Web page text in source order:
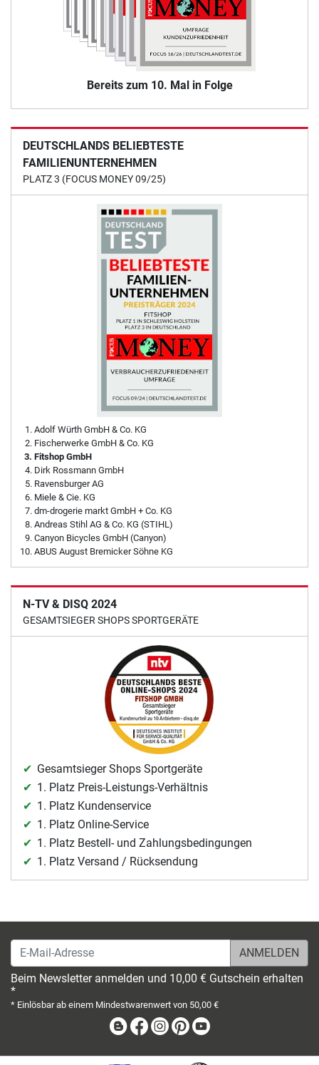
Bereits zum 10. Mal in Folge
DEUTSCHLANDS BELIEBTESTE
FAMILIENUNTERNEHMEN
PLATZ 3 (FOCUS MONEY 09/25)
Adolf Würth GmbH & Co. KG
Fischerwerke GmbH & Co. KG
Fitshop GmbH
Dirk Rossmann GmbH
Ravensburger AG
Miele & Cie. KG
dm-drogerie markt GmbH + Co. KG
Andreas Stihl AG & Co. KG (STIHL)
Canyon Bicycles GmbH (Canyon)
ABUS August Bremicker Söhne KG
N-TV & DISQ 2024
GESAMTSIEGER SHOPS SPORTGERÄTE
Gesamtsieger Shops Sportgeräte
1. Platz Preis-Leistungs-Verhältnis
1. Platz Kundenservice
1. Platz Online-Service
1. Platz Bestell- und Zahlungsbedingungen
1. Platz Versand / Rücksendung
E-Mail-Adresse
Beim Newsletter anmelden und 10,00 € Gutschein erhalten
*
* Einlösbar ab einem Mindestwarenwert von 50,00 €
BlogFacebook
Instagram
Pinterest